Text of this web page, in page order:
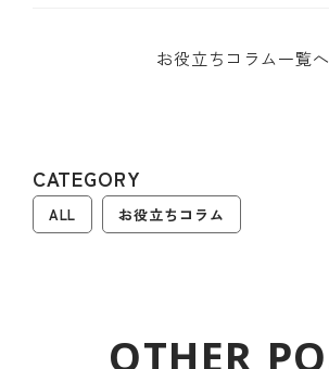
お役立ちコラム一覧へ
CATEGORY
ALL お役立ちコラム